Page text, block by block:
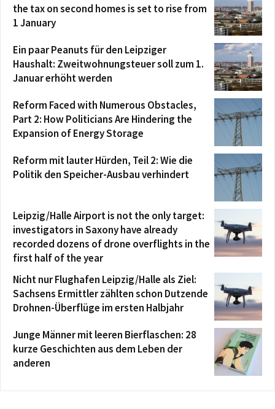
the tax on second homes is set to rise from
1 January
Ein paar Peanuts für den Leipziger
Haushalt: Zweitwohnungsteuer soll zum 1.
Januar erhöht werden
Reform Faced with Numerous Obstacles,
Part 2: How Politicians Are Hindering the
Expansion of Energy Storage
Reform mit lauter Hürden, Teil 2: Wie die
Politik den Speicher-Ausbau verhindert
Leipzig/Halle Airport is not the only target:
investigators in Saxony have already
recorded dozens of drone overflights in the
first half of the year
Nicht nur Flughafen Leipzig/Halle als Ziel:
Sachsens Ermittler zählten schon Dutzende
Drohnen-Überflüge im ersten Halbjahr
Junge Männer mit leeren Bierflaschen: 28
kurze Geschichten aus dem Leben der
anderen